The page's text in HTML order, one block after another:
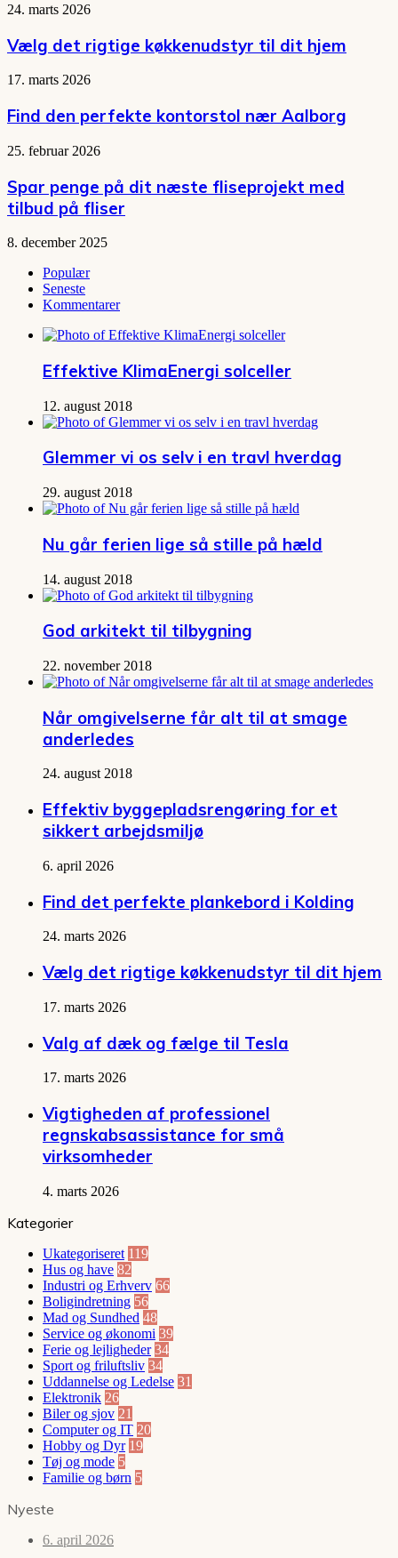
24. marts 2026
Vælg det rigtige køkkenudstyr til dit hjem
17. marts 2026
Find den perfekte kontorstol nær Aalborg
25. februar 2026
Spar penge på dit næste fliseprojekt med
tilbud på fliser
8. december 2025
Populær
Seneste
Kommentarer
Effektive KlimaEnergi solceller
12. august 2018
Glemmer vi os selv i en travl hverdag
29. august 2018
Nu går ferien lige så stille på hæld
14. august 2018
God arkitekt til tilbygning
22. november 2018
Når omgivelserne får alt til at smage
anderledes
24. august 2018
Effektiv byggepladsrengøring for et
sikkert arbejdsmiljø
6. april 2026
Find det perfekte plankebord i Kolding
24. marts 2026
Vælg det rigtige køkkenudstyr til dit hjem
17. marts 2026
Valg af dæk og fælge til Tesla
17. marts 2026
Vigtigheden af professionel
regnskabsassistance for små
virksomheder
4. marts 2026
Kategorier
Ukategoriseret 119
Hus og have 82
Industri og Erhverv 66
Boligindretning 56
Mad og Sundhed 48
Service og økonomi 39
Ferie og lejligheder 34
Sport og friluftsliv 34
Uddannelse og Ledelse 31
Elektronik 26
Biler og sjov 21
Computer og IT 20
Hobby og Dyr 19
Tøj og mode 5
Familie og børn 5
Nyeste
6. april 2026